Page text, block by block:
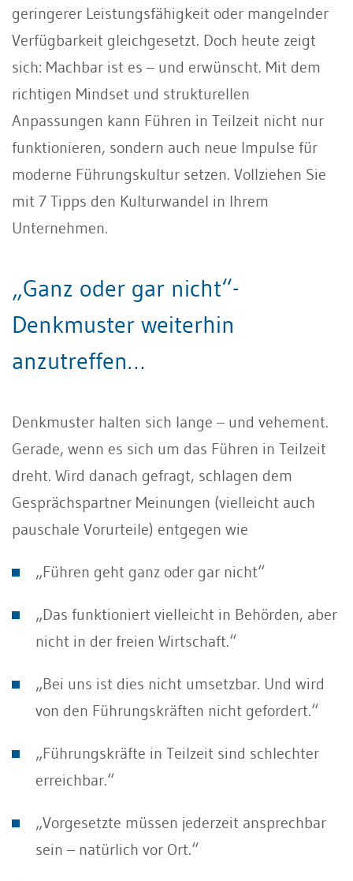
geringerer Leistungsfähigkeit oder mangelnder
Verfügbarkeit gleichgesetzt. Doch heute zeigt
sich: Machbar ist es – und erwünscht. Mit dem
richtigen Mindset und strukturellen
Anpassungen kann Führen in Teilzeit nicht nur
funktionieren, sondern auch neue Impulse für
moderne Führungskultur setzen. Vollziehen Sie
mit 7 Tipps den Kulturwandel in Ihrem
Unternehmen.
„Ganz oder gar nicht“-
Denkmuster weiterhin
anzutreffen…
Denkmuster halten sich lange – und vehement.
Gerade, wenn es sich um das Führen in Teilzeit
dreht. Wird danach gefragt, schlagen dem
Gesprächspartner Meinungen (vielleicht auch
pauschale Vorurteile) entgegen wie
„Führen geht ganz oder gar nicht“
„Das funktioniert vielleicht in Behörden, aber
nicht in der freien Wirtschaft.“
„Bei uns ist dies nicht umsetzbar. Und wird
von den Führungskräften nicht gefordert.“
„Führungskräfte in Teilzeit sind schlechter
erreichbar.“
„Vorgesetzte müssen jederzeit ansprechbar
sein – natürlich vor Ort.“